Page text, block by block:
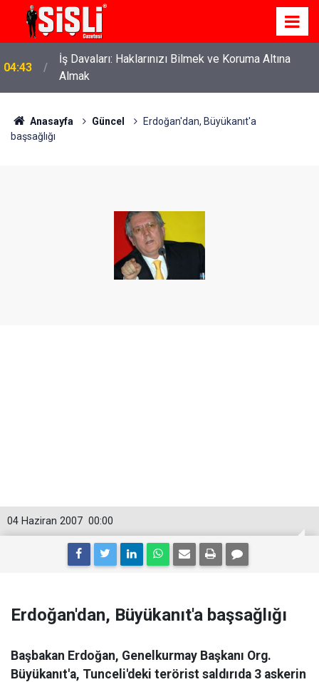
04:43
İş Davaları: Haklarınızı Bilmek ve Koruma Altına
Almak
Anasayfa Güncel
Erdoğan'dan, Büyükanıt'a
başsağlığı
00:00
04 Haziran 2007
Erdoğan'dan, Büyükanıt'a başsağlığı
Başbakan Erdoğan, Genelkurmay Başkanı Org.
Büyükanıt'a, Tunceli'deki terörist saldırıda 3 askerin